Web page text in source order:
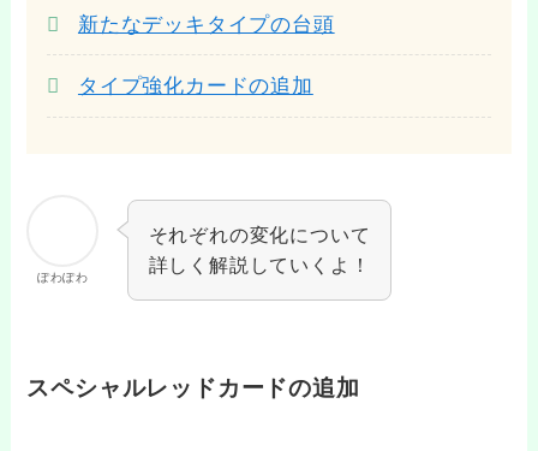
新たなデッキタイプの台頭
タイプ強化カードの追加
ぽわぽわ
それぞれの変化について
詳しく解説していくよ！
スペシャルレッドカードの追加